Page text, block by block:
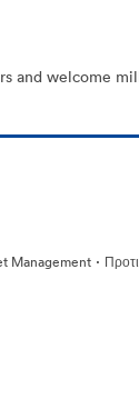
and welcome
Management ·